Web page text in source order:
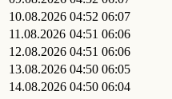
10.08.2026 04:52 06:07
11.08.2026 04:51 06:06
12.08.2026 04:51 06:06
13.08.2026 04:50 06:05
14.08.2026 04:50 06:04